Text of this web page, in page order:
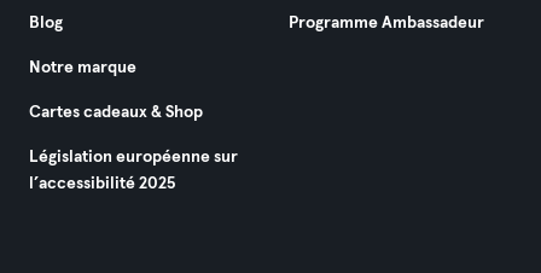
Blog
Notre marque
Cartes cadeaux & Shop
Législation européenne sur
l’accessibilité 2025
Programme Ambassadeur